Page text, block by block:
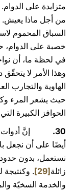
متزايدة على
من أجل ماذا يعيش.
السباق المحموم
خصبة على الدوام،
في لحظة ما، أن
وهذا الأمر لا
الهاوية والتجارب
حيث يشعر المرء
الحوافز الكبيرة
30.
إنَّ أدوات
أيضًا على أن نجعل
نستعمل، بدون
زائلة[29]
. وكنتيجة
والخدمة السخيّة